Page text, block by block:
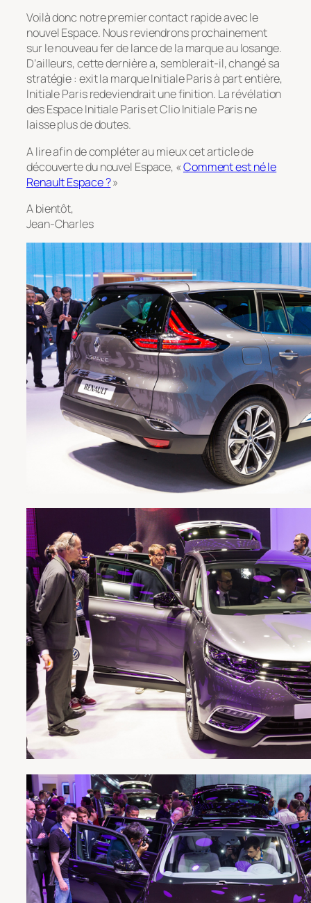
Voilà donc notre premier contact rapide avec le
nouvel Espace. Nous reviendrons prochainement
sur le nouveau fer de lance de la marque au losange.
D’ailleurs, cette dernière a, semblerait-il, changé sa
stratégie : exit la marque Initiale Paris à part entière,
Initiale Paris redeviendrait une finition. La révélation
des Espace Initiale Paris et Clio Initiale Paris ne
laisse plus de doutes.
A lire afin de compléter au mieux cet article de
découverte du nouvel Espace, «Comment est né le
Renault Espace ?»
A bientôt,
Jean-Charles